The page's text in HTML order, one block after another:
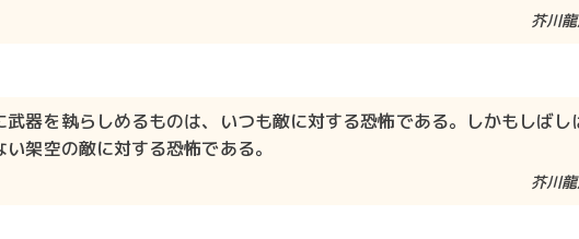
芥川
武器を執らしめるものは、いつも敵に対する恐怖である。しかもしばし
い架空の敵に対する恐怖である。
芥川